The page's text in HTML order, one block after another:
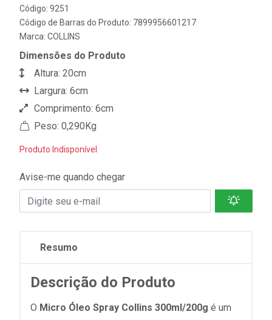
Código: 9251
Código de Barras do Produto: 7899956601217
Marca: COLLINS
Dimensões do Produto
Altura: 20cm
Largura: 6cm
Comprimento: 6cm
Peso: 0,290Kg
Produto Indisponível
Avise-me quando chegar
Resumo
Descrição do Produto
O Micro Óleo Spray Collins 300ml/200g é um